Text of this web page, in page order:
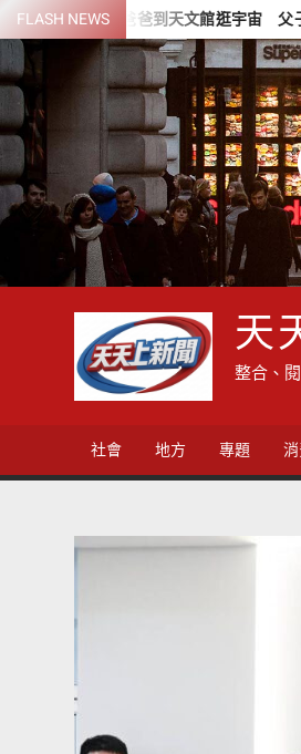
Skip
to
content
FLASH NEWS
爸爸到天文館逛宇宙 父子女同行展示場
天
整合、
社會 地方 專題